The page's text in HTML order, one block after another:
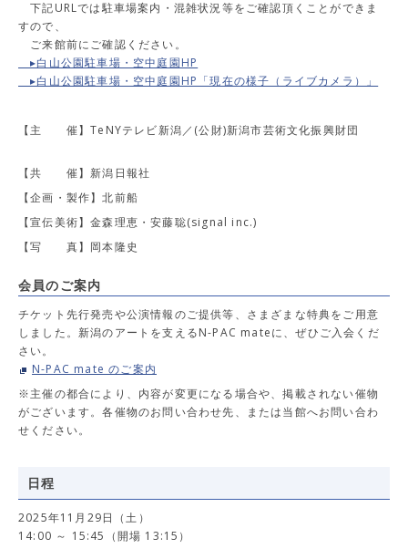
下記URLでは駐車場案内・混雑状況等をご確認頂くことができま
すので、
ご来館前にご確認ください。
▸白山公園駐車場・空中庭園HP
▸白山公園駐車場・空中庭園HP「現在の様子（ライブカメラ）」
【主 催】TeNYテレビ新潟／(公財)新潟市芸術文化振興財団
【共 催】新潟日報社
【企画・製作】北前船
【宣伝美術】金森理恵・安藤聡(signal inc.)
【写 真】岡本隆史
会員のご案内
チケット先行発売や公演情報のご提供等、さまざまな特典をご用意
しました。新潟のアートを支えるN-PAC mateに、ぜひご入会くだ
さい。
N-PAC mate のご案内
※主催の都合により、内容が変更になる場合や、掲載されない催物
がございます。各催物のお問い合わせ先、または当館へお問い合わ
せください。
日程
2025年11月29日（土）
14:00 ～ 15:45（開場 13:15）